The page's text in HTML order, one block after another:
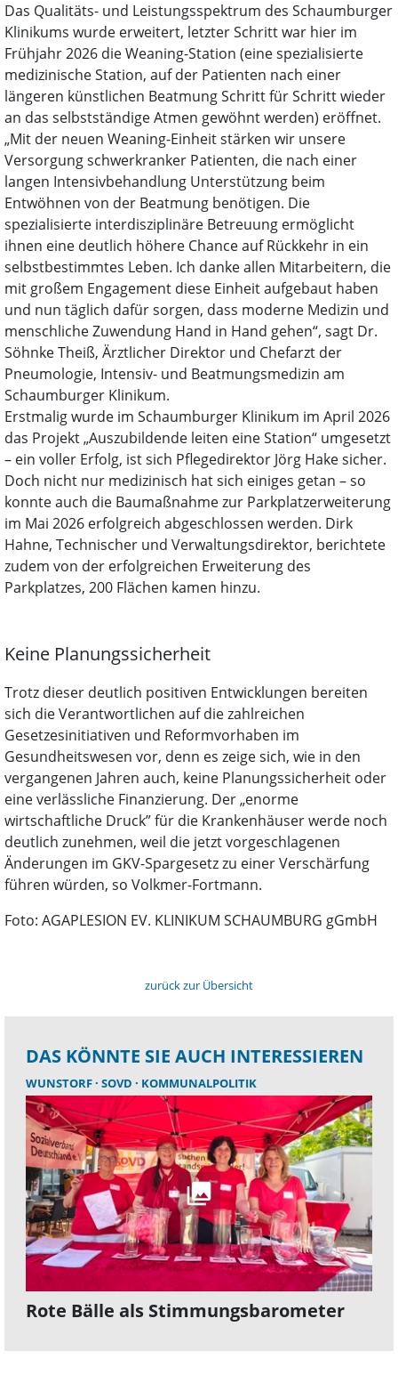
Das Qualitäts- und Leistungsspektrum des Schaumburger
Klinikums wurde erweitert, letzter Schritt war hier im
Frühjahr 2026 die Weaning-Station (eine spezialisierte
medizinische Station, auf der Patienten nach einer
längeren künstlichen Beatmung Schritt für Schritt wieder
an das selbstständige Atmen gewöhnt werden) eröffnet.
„Mit der neuen Weaning-Einheit stärken wir unsere
Versorgung schwerkranker Patienten, die nach einer
langen Intensivbehandlung Unterstützung beim
Entwöhnen von der Beatmung benötigen. Die
spezialisierte interdisziplinäre Betreuung ermöglicht
ihnen eine deutlich höhere Chance auf Rückkehr in ein
selbstbestimmtes Leben. Ich danke allen Mitarbeitern, die
mit großem Engagement diese Einheit aufgebaut haben
und nun täglich dafür sorgen, dass moderne Medizin und
menschliche Zuwendung Hand in Hand gehen“, sagt Dr.
Söhnke Theiß, Ärztlicher Direktor und Chefarzt der
Pneumologie, Intensiv- und Beatmungsmedizin am
Schaumburger Klinikum.
Erstmalig wurde im Schaumburger Klinikum im April 2026
das Projekt „Auszubildende leiten eine Station“ umgesetzt
– ein voller Erfolg, ist sich Pflegedirektor Jörg Hake sicher.
Doch nicht nur medizinisch hat sich einiges getan – so
konnte auch die Baumaßnahme zur Parkplatzerweiterung
im Mai 2026 erfolgreich abgeschlossen werden. Dirk
Hahne, Technischer und Verwaltungsdirektor, berichtete
zudem von der erfolgreichen Erweiterung des
Parkplatzes, 200 Flächen kamen hinzu.
Keine Planungssicherheit
Trotz dieser deutlich positiven Entwicklungen bereiten
sich die Verantwortlichen auf die zahlreichen
Gesetzesinitiativen und Reformvorhaben im
Gesundheitswesen vor, denn es zeige sich, wie in den
vergangenen Jahren auch, keine Planungssicherheit oder
eine verlässliche Finanzierung. Der „enorme
wirtschaftliche Druck” für die Krankenhäuser werde noch
deutlich zunehmen, weil die jetzt vorgeschlagenen
Änderungen im GKV-Spargesetz zu einer Verschärfung
führen würden, so Volkmer-Fortmann.
Foto: AGAPLESION EV. KLINIKUM SCHAUMBURG gGmbH
zurück zur Übersicht
DAS KÖNNTE SIE AUCH INTERESSIEREN
WUNSTORF SOVD KOMMUNALPOLITIK
Rote Bälle als Stimmungsbarometer